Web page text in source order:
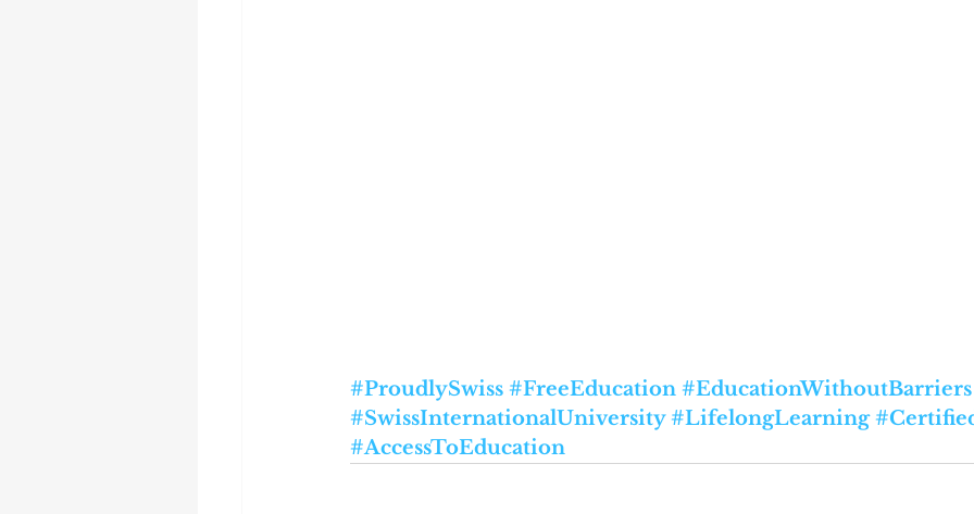
#ProudlySwiss #FreeEducation #EducationWithoutBarriers
#SwissInternationalUniversity #LifelongLearning
#AccessToEducation